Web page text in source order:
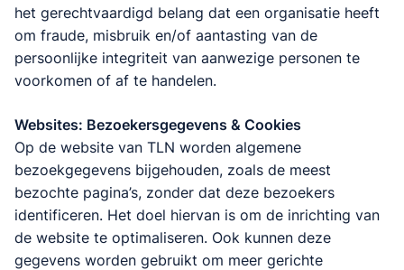
het gerechtvaardigd belang dat een organisatie heeft
om fraude, misbruik en/of aantasting van de
persoonlijke integriteit van aanwezige personen te
voorkomen of af te handelen.
Websites: Bezoekersgegevens & Cookies
Op de website van TLN worden algemene
bezoekgegevens bijgehouden, zoals de meest
bezochte pagina’s, zonder dat deze bezoekers
identificeren. Het doel hiervan is om de inrichting van
de website te optimaliseren. Ook kunnen deze
gegevens worden gebruikt om meer gerichte